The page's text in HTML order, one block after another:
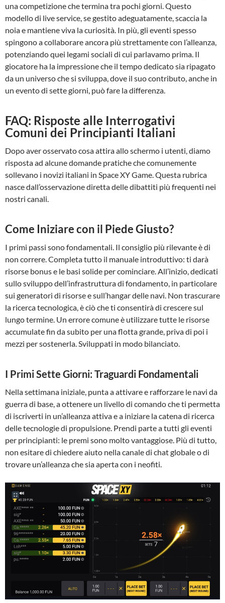
una competizione che termina tra pochi giorni. Questo
modello di live service, se gestito adeguatamente, scaccia la
noia e mantiene viva la curiosità. In più, gli eventi spesso
spingono a collaborare ancora più strettamente con l’alleanza,
potenziando quei legami sociali di cui parlavamo prima. Il
giocatore ha la impressione che il tempo dedicato sia ripagato
da un universo che si sviluppa, dove il suo contributo, anche in
un evento di sette giorni, può fare la differenza.
FAQ: Risposte alle Interrogativi
Comuni dei Principianti Italiani
Dopo aver osservato cosa attira allo schermo i utenti, diamo
risposta ad alcune domande pratiche che comunemente
sollevano i novizi italiani in Space XY Game. Questa rubrica
nasce dall’osservazione diretta delle dibattiti più frequenti nei
nostri canali.
Come Iniziare con il Piede Giusto?
I primi passi sono fondamentali. Il consiglio più rilevante è di
non correre. Completa tutto il manuale introduttivo: ti darà
risorse bonus e le basi solide per cominciare. All’inizio, dedicati
sullo sviluppo dell’infrastruttura di fondamento, in particolare
sui generatori di risorse e sull’hangar delle navi. Non trascurare
la ricerca tecnologica, è ciò che ti consentirà di crescere sul
lungo termine. Un errore comune è utilizzare tutte le risorse
accumulate fin da subito per una flotta grande, priva di poi i
mezzi per sostenerla. Sviluppati in modo bilanciato.
I Primi Sette Giorni: Traguardi Fondamentali
Nella settimana iniziale, punta a attivare e rafforzare le navi da
guerra di base, a ottenere un livello di comando che ti permetta
di iscriverti in un’alleanza attiva e a iniziare la catena di ricerca
delle tecnologie di propulsione. Prendi parte a tutti gli eventi
per principianti: le premi sono molto vantaggiose. Più di tutto,
non esitare di chiedere aiuto nella canale di chat globale o di
trovare un’alleanza che sia aperta con i neofiti.